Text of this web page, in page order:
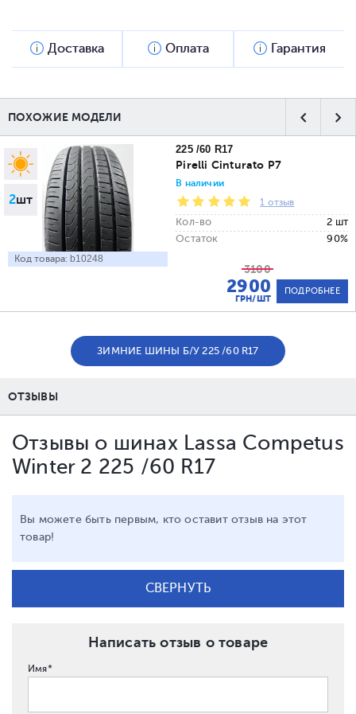
Доставка Оплата Гарантия
ПОХОЖИЕ МОДЕЛИ
2шт
Код товара: b10248
225 /60 R17
Pirelli Cinturato P7
В наличии
1 отзыв
Кол-во
2 шт
Остаток
90%
3100
2900
ГРН/ШТ
ПОДРОБНЕЕ
ЗИМНИЕ ШИНЫ Б/У 225 /60 R17
ОТЗЫВЫ
Отзывы о шинах Lassa Competus
Winter 2 225 /60 R17
Вы можете быть первым, кто оставит отзыв на этот
товар!
СВЕРНУТЬ
Написать отзыв о товаре
Имя*